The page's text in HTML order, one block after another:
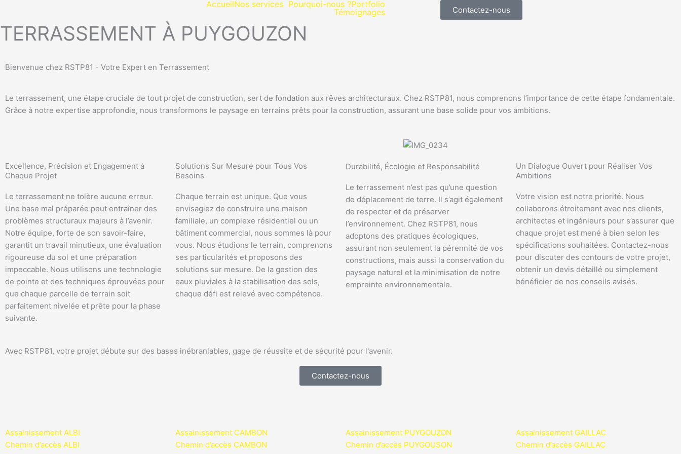
contenu
AccueilNos services Pourquoi-nous ?Portfolio
Témoignages
Contactez-nous
TERRASSEMENT À PUYGOUZON
Bienvenue chez RSTP81 - Votre Expert en Terrassement
Le terrassement, une étape cruciale de tout projet de construction, sert de fondation aux rêves architecturaux. Chez RSTP81, nous comprenons l’importance de cette étape fondamentale.
Grâce à notre expertise approfondie, nous transformons le paysage en terrains prêts pour la construction, assurant une base solide pour vos ambitions.
Excellence, Précision et Engagement à
Chaque Projet
Le terrassement ne tolère aucune erreur.
Une base mal préparée peut entraîner des
problèmes structuraux majeurs à l’avenir.
Notre équipe, forte de son savoir-faire,
garantit un travail minutieux, une évaluation
rigoureuse du sol et une préparation
impeccable. Nous utilisons une technologie
de pointe et des techniques éprouvées pour
que chaque parcelle de terrain soit
parfaitement nivelée et prête pour la phase
suivante.
Solutions Sur Mesure pour Tous Vos
Besoins
Chaque terrain est unique. Que vous
envisagiez de construire une maison
familiale, un complexe résidentiel ou un
bâtiment commercial, nous sommes là pour
vous. Nous étudions le terrain, comprenons
ses particularités et proposons des
solutions sur mesure. De la gestion des
eaux pluviales à la stabilisation des sols,
chaque défi est relevé avec compétence.
Durabilité, Écologie et Responsabilité
Le terrassement n’est pas qu’une question
de déplacement de terre. Il s’agit également
de respecter et de préserver
l’environnement. Chez RSTP81, nous
adoptons des pratiques écologiques,
assurant non seulement la pérennité de vos
constructions, mais aussi la conservation du
paysage naturel et la minimisation de notre
empreinte environnementale.
Un Dialogue Ouvert pour Réaliser Vos
Ambitions
Votre vision est notre priorité. Nous
collaborons étroitement avec nos clients,
architectes et ingénieurs pour s’assurer que
chaque projet est mené à bien selon les
spécifications souhaitées. Contactez-nous
pour discuter des contours de votre projet,
obtenir un devis détaillé ou simplement
bénéficier de nos conseils avisés.
Avec RSTP81, votre projet débute sur des bases inébranlables, gage de réussite et de sécurité pour l'avenir.
Contactez-nous
Assainissement ALBI
Chemin d’accès ALBI
Assainissement CAMBON
Chemin d’accès CAMBON
Assainissement PUYGOUZON
Chemin d’accès PUYGOUSON
Assainissement GAILLAC
Chemin d’accès GAILLAC